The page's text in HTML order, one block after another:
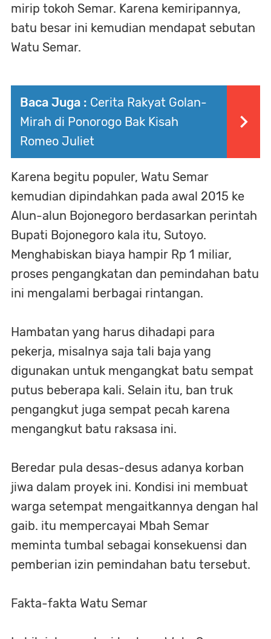
mirip tokoh Semar. Karena kemiripannya,
batu besar ini kemudian mendapat sebutan
Watu Semar.
Baca Juga : Cerita Rakyat Golan-
Mirah di Ponorogo Bak Kisah
Romeo Juliet
Karena begitu populer, Watu Semar
kemudian dipindahkan pada awal 2015 ke
Alun-alun Bojonegoro berdasarkan perintah
Bupati Bojonegoro kala itu, Sutoyo.
Menghabiskan biaya hampir Rp 1 miliar,
proses pengangkatan dan pemindahan batu
ini mengalami berbagai rintangan.
Hambatan yang harus dihadapi para
pekerja, misalnya saja tali baja yang
digunakan untuk mengangkat batu sempat
putus beberapa kali. Selain itu, ban truk
pengangkut juga sempat pecah karena
mengangkut batu raksasa ini.
Beredar pula desas-desus adanya korban
jiwa dalam proyek ini. Kondisi ini membuat
warga setempat mengaitkannya dengan hal
gaib. itu mempercayai Mbah Semar
meminta tumbal sebagai konsekuensi dan
pemberian izin pemindahan batu tersebut.
Fakta-fakta Watu Semar